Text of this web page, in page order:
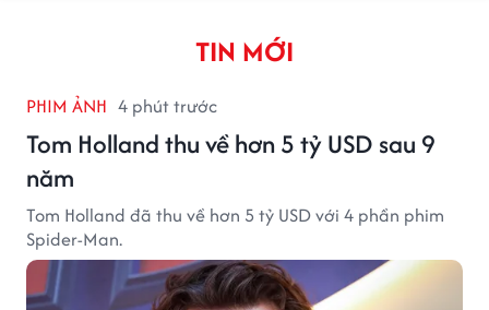
TIN MỚI
PHIM ẢNH 4 phút trước
Tom Holland thu về hơn 5 tỷ USD sau 9
năm
Tom Holland đã thu về hơn 5 tỷ USD với 4 phần phim
Spider-Man.